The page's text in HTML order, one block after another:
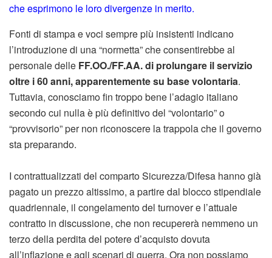
che esprimono le loro divergenze in merito.
Fonti di stampa e voci sempre più insistenti indicano
l’introduzione di una “normetta” che consentirebbe al
personale delle FF.OO./FF.AA.di prolungare il servizio
oltre i 60 anni, apparentemente su base volontaria.
Tuttavia, conosciamo fin troppo bene l’adagio italiano
secondo cui nulla è più definitivo del “volontario” o
“provvisorio” per non riconoscere la trappola che il governo
sta preparando.
I contrattualizzati del comparto Sicurezza/Difesa hanno già
pagato un prezzo altissimo, a partire dal blocco stipendiale
quadriennale, il congelamento del turnover e l’attuale
contratto in discussione, che non recupererà nemmeno un
terzo della perdita del potere d’acquisto dovuta
all’inflazione e agli scenari di guerra. Ora non possiamo